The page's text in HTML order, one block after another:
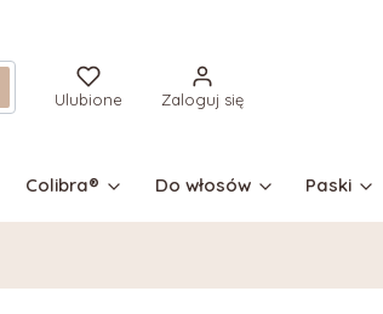
Ulubione Zaloguj się
Colibra® Do włosów Paski